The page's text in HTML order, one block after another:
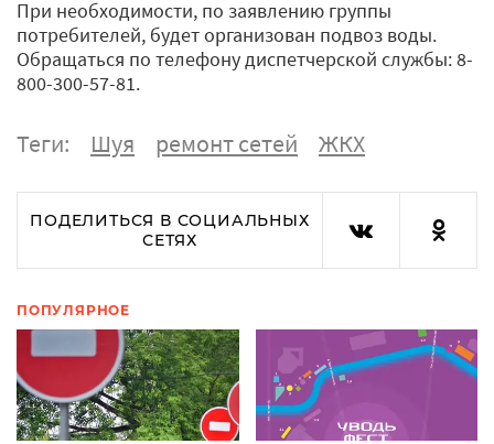
При необходимости, по заявлению группы
потребителей, будет организован подвоз воды.
Обращаться по телефону диспетчерской службы: 8-
800-300-57-81.
Теги: Шуя ремонт сетей ЖКХ
ПОДЕЛИТЬСЯ В СОЦИАЛЬНЫХ
СЕТЯХ
ПОПУЛЯРНОЕ